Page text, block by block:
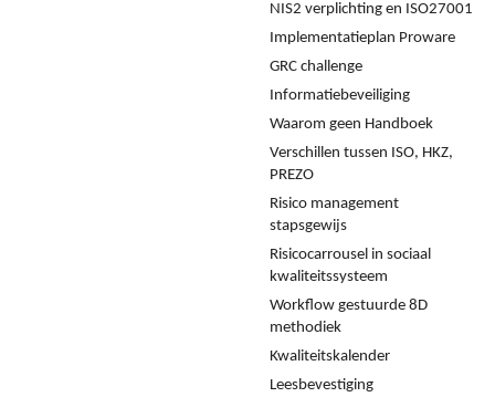
NIS2 verplichting en ISO27001
Implementatieplan Proware
GRC challenge
Informatiebeveiliging
Waarom geen Handboek
Verschillen tussen ISO, HKZ,
PREZO
Risico management
stapsgewijs
Risicocarrousel in sociaal
kwaliteitssysteem
Workflow gestuurde 8D
methodiek
Kwaliteitskalender
Leesbevestiging